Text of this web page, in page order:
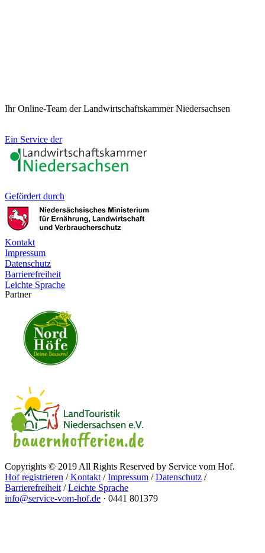
Ihr Online-Team der Landwirtschaftskammer Niedersachsen
Ein Service der
Gefördert durch
Kontakt
Impressum
Datenschutz
Barrierefreiheit
Leichte Sprache
Partner
Copyrights © 2019 All Rights Reserved by Service vom Hof.
Hof registrieren /Kontakt /Impressum /Datenschutz /
Barrierefreiheit /Leichte Sprache
info@service-vom-hof.de · 0441 801379